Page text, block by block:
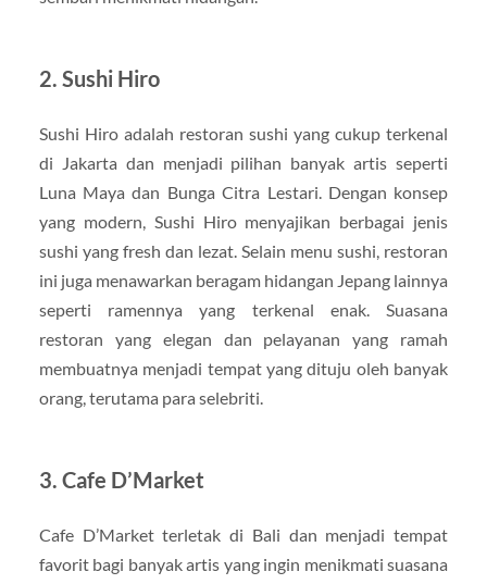
2. Sushi Hiro
Sushi Hiro adalah restoran sushi yang cukup terkenal
di Jakarta dan menjadi pilihan banyak artis seperti
Luna Maya dan Bunga Citra Lestari. Dengan konsep
yang modern, Sushi Hiro menyajikan berbagai jenis
sushi yang fresh dan lezat. Selain menu sushi, restoran
ini juga menawarkan beragam hidangan Jepang lainnya
seperti ramennya yang terkenal enak. Suasana
restoran yang elegan dan pelayanan yang ramah
membuatnya menjadi tempat yang dituju oleh banyak
orang, terutama para selebriti.
3. Cafe D’Market
Cafe D’Market terletak di Bali dan menjadi tempat
favorit bagi banyak artis yang ingin menikmati suasana